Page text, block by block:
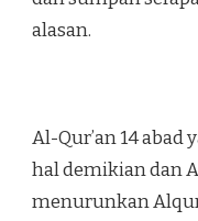
alasan.
Al-Qur’an 14
hal demikian dan
menurunkan